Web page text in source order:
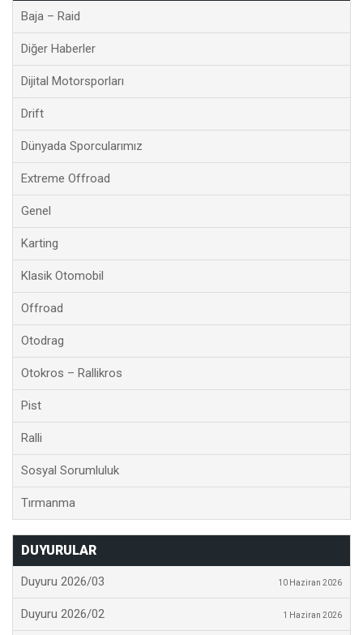
Baja – Raid
Diğer Haberler
Dijital Motorsporları
Drift
Dünyada Sporcularımız
Extreme Offroad
Genel
Karting
Klasik Otomobil
Offroad
Otodrag
Otokros – Rallikros
Pist
Ralli
Sosyal Sorumluluk
Tırmanma
DUYURULAR
Duyuru 2026/03 10 Haziran 2026
Duyuru 2026/02 1 Haziran 2026